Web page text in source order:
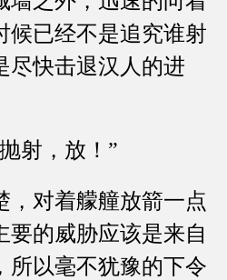
候已经不是追究谁射
尽快击退汉人的进
射，放！”
对着艨艟放箭一点
要的威胁应该是来自
所以毫不犹豫的下令